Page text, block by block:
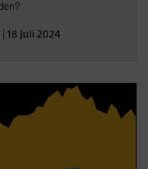
18 Juli 2024